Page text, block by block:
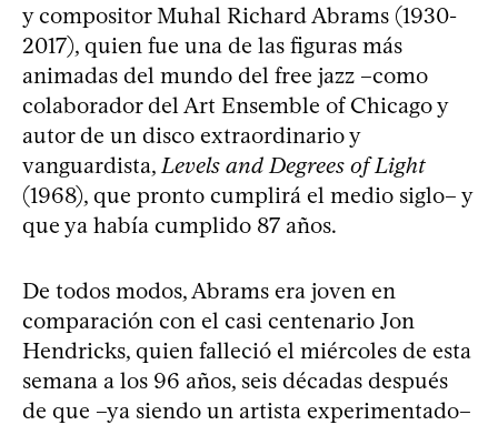
y compositor Muhal Richard Abrams (1930-
2017), quien fue una de las figuras más
animadas del mundo del free jazz –como
colaborador del Art Ensemble of Chicago y
autor de un disco extraordinario y
vanguardista, Levels and Degrees of Light
(1968), que pronto cumplirá el medio siglo– y
que ya había cumplido 87 años.
De todos modos, Abrams era joven en
comparación con el casi centenario Jon
Hendricks, quien falleció el miércoles de esta
semana a los 96 años, seis décadas después
de que –ya siendo un artista experimentado–